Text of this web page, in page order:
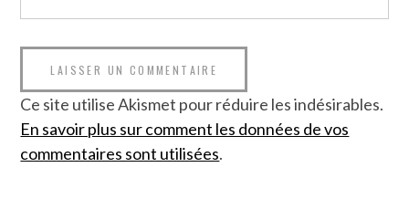
Ce site utilise Akismet pour réduire les indésirables.
En savoir plus sur comment les données de vos
commentaires sont utilisées.